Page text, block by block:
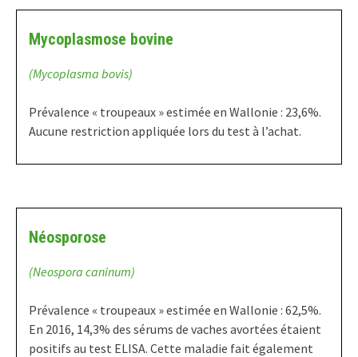
Mycoplasmose bovine
(Mycoplasma bovis)
Prévalence « troupeaux » estimée en Wallonie : 23,6%.
Aucune restriction appliquée lors du test à l’achat.
Néosporose
(Neospora caninum)
Prévalence « troupeaux » estimée en Wallonie : 62,5%.
En 2016, 14,3% des sérums de vaches avortées étaient
positifs au test ELISA. Cette maladie fait également